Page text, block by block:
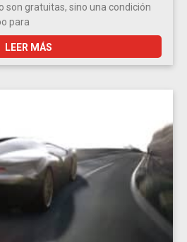
son gratuitas, sino una condición
para
LEER MÁS